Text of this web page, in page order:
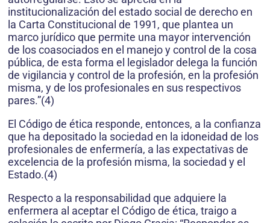
institucionalización del estado social de derecho en
la Carta Constitucional de 1991, que plantea un
marco jurídico que permite una mayor intervención
de los coasociados en el manejo y control de la cosa
pública, de esta forma el legislador delega la función
de vigilancia y control de la profesión, en la profesión
misma, y de los profesionales en sus respectivos
pares.”(4)
El Código de ética responde, entonces, a la confianza
que ha depositado la sociedad en la idoneidad de los
profesionales de enfermería, a las expectativas de
excelencia de la profesión misma, la sociedad y el
Estado.(4)
Respecto a la responsabilidad que adquiere la
enfermera al aceptar el Código de ética, traigo a